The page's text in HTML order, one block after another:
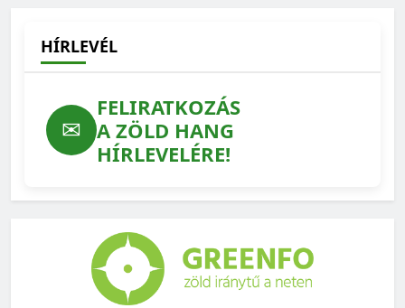
HÍRLEVÉL
✉
FELIRATKOZÁS
A ZÖLD HANG
HÍRLEVELÉRE!